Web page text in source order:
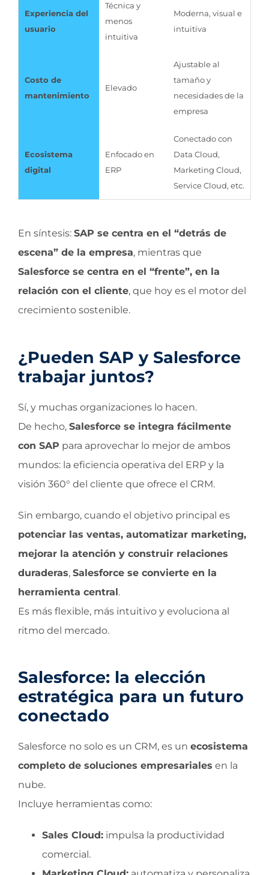
Experiencia del
usuario
Técnica y
menos
intuitiva
Moderna, visual e
intuitiva
Costo de
mantenimiento
Elevado
Ajustable al
tamaño y
necesidades de la
empresa
Ecosistema
digital
Enfocado en
ERP
Conectado con
Data Cloud,
Marketing Cloud,
Service Cloud, etc.
En síntesis: SAP se centra en el “detrás de
escena” de la empresa, mientras que
Salesforce se centra en el “frente”, en la
relación con el cliente, que hoy es el motor del
crecimiento sostenible.
¿Pueden SAP y Salesforce
trabajar juntos?
Sí, y muchas organizaciones lo hacen.
De hecho, Salesforce se integra fácilmente
con SAP para aprovechar lo mejor de ambos
mundos: la eficiencia operativa del ERP y la
visión 360° del cliente que ofrece el CRM.
Sin embargo, cuando el objetivo principal es
potenciar las ventas, automatizar marketing,
mejorar la atención y construir relaciones
duraderas, Salesforce se convierte en la
herramienta central.
Es más flexible, más intuitivo y evoluciona al
ritmo del mercado.
Salesforce: la elección
estratégica para un futuro
conectado
Salesforce no solo es un CRM, es un ecosistema
completo de soluciones empresariales en la
nube.
Incluye herramientas como:
Sales Cloud: impulsa la productividad
comercial.